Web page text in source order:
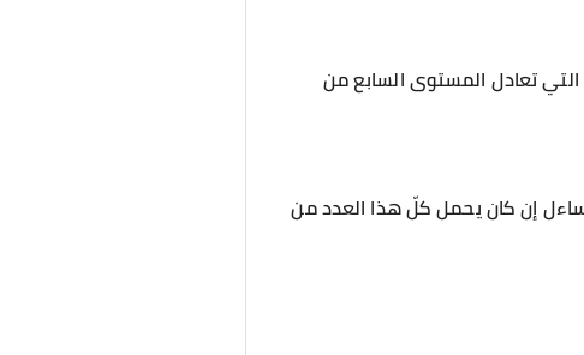
التي تعادل المستوى السابع من
إن كان يحمل كلّ هذا العدد من